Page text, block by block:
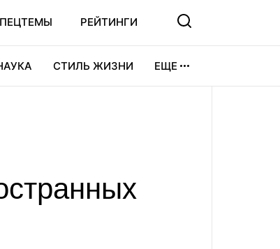
РЕЙТИНГИ
СТИЛЬ ЖИЗНИ ЕЩЕ